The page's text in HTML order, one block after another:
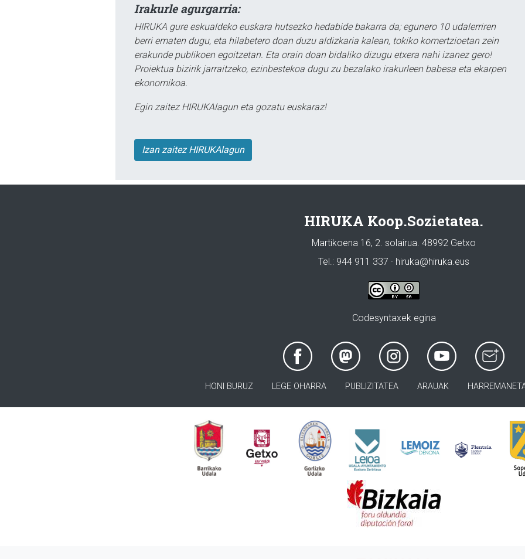
Irakurle agurgarria:
HIRUKA gure eskualdeko euskara hutsezko hedabide bakarra da; egunero 10 udalerriren
berri ematen dugu, eta hilabetero doan duzu aldizkaria kalean, tokiko komertzioetan zein
erakunde publikoen egoitzetan. Eta orain doan bidaliko dizugu etxera nahi izanez gero!
Proiektua bizirik jarraitzeko, ezinbestekoa dugu zu bezalako irakurleen babesa eta ekarpen
ekonomikoa.
Egin zaitez HIRUKAlagun eta gozatu euskaraz!
Izan zaitez HIRUKAlagun
HIRUKA Koop.Sozietatea.
Martikoena 16, 2. solairua. 48992 Getxo
Tel.: 944 911 337 · hiruka@hiruka.eus
Codesyntaxek egina
HONI BURUZ LEGE OHARRA PUBLIZITATEA ARAUAK